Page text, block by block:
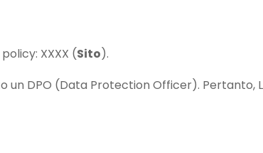
XXXX (Sito).
DPO (Data Protection Officer). Pertanto,